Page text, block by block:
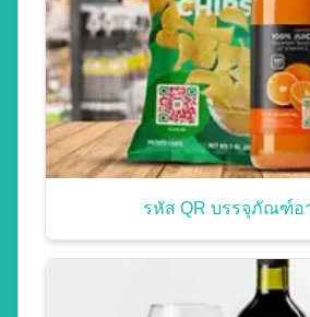
รหัส QR บรรจุภัณฑ์อ